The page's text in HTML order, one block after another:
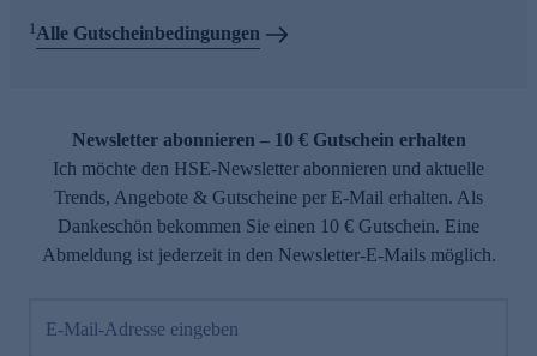
1Alle Gutscheinbedingungen
Newsletter abonnieren – 10 € Gutschein erhalten
Ich möchte den HSE-Newsletter abonnieren und aktuelle
Trends, Angebote & Gutscheine per E-Mail erhalten. Als
Dankeschön bekommen Sie einen 10 € Gutschein. Eine
Abmeldung ist jederzeit in den Newsletter-E-Mails möglich.
E-Mail-Adresse eingeben